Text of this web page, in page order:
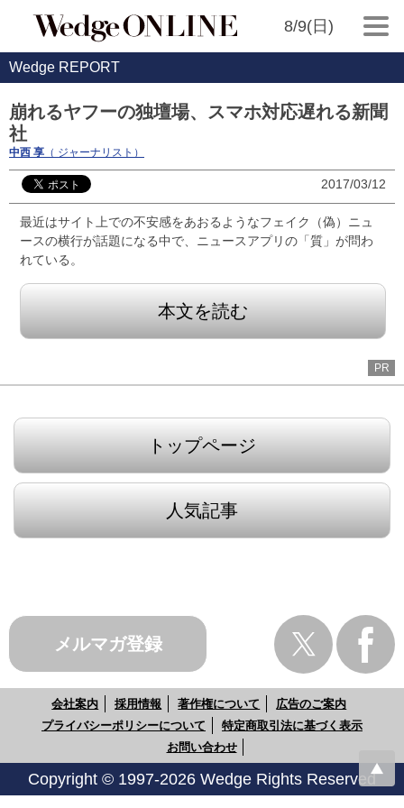
8/9(日)
Wedge REPORT
崩れるヤフーの独壇場、スマホ対応遅れる新聞
社
中西 享 （ ジャーナリスト）
2017/03/12
最近はサイト上での不安感をあおるようなフェイク（偽）ニュ
ースの横行が話題になる中で、ニュースアプリの「質」が問わ
れている。
本文を読む
PR
トップページ
人気記事
メルマガ登録
会社案内 採用情報 著作権について
広告のご案内
プライバシーポリシーについて
特定商取引法に基づく表示
お問い合わせ
Copyright © 1997-2026 Wedge Rights Reserved